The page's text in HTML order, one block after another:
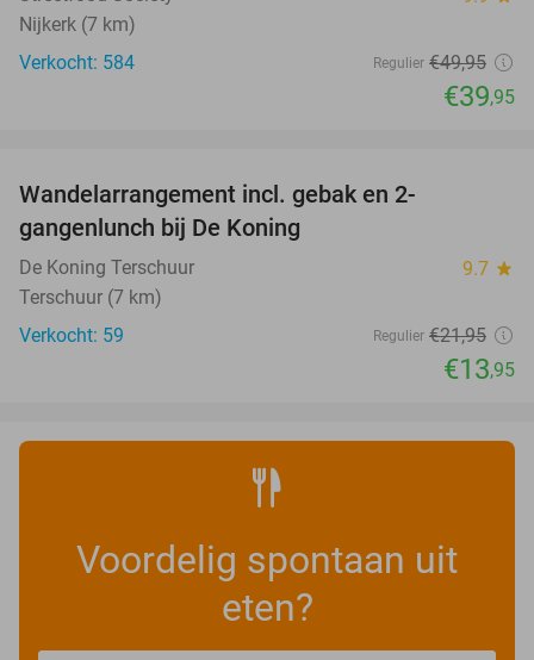
Nijkerk (7 km)
Verkocht: 584
Regulier €49,95
€39,95
Wandelarrangement incl. gebak en 2-
gangenlunch bij De Koning
De Koning Terschuur 9.7 star
Terschuur (7 km)
Verkocht: 59
Regulier €21,95
€13,95
Voordelig spontaan uit
eten?